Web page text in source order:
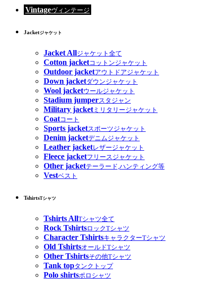
Vintageヴィンテージ
Jacketジャケット
Jacket Allジャケット全て
Cotton jacketコットンジャケット
Outdoor jacketアウトドアジャケット
Down jacketダウンジャケット
Wool jacketウールジャケット
Stadium jumperスタジャン
Military jacketミリタリージャケット
Coatコート
Sports jacketスポーツジャケット
Denim jacketデニムジャケット
Leather jacketレザージャケット
Fleece jacketフリースジャケット
Other jacketテーラード,ハンティング等
Vestベスト
TshirtsTシャツ
Tshirts AllTシャツ全て
Rock TshirtsロックTシャツ
Character TshirtsキャラクターTシャツ
Old TshirtsオールドTシャツ
Other Tshirtsその他Tシャツ
Tank topタンクトップ
Polo shirtsポロシャツ